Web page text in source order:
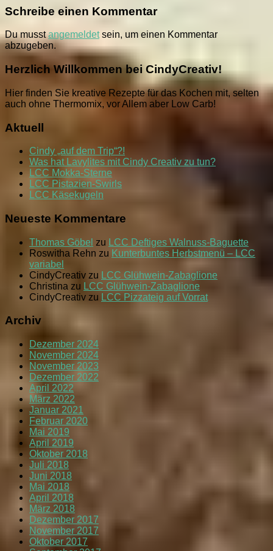
Schreibe einen Kommentar
Du musstangemeldetsein, um einen Kommentar
abzugeben.
Herzlich Willkommen bei CindyCreativ!
Hier finden Sie kreative Rezepte für das Kochen mit, selten
auch ohne Thermomix, vor Allem aber Low Carb!
Aktuell
Cindy „auf dem Trip“?!
Was hat Lavylites mit Cindy Creativ zu tun?
LCC Mokka-Sterne
LCC Pistazien-Swirls
LCC Käsekugeln
Neueste Kommentare
Thomas Göbel zu LCC Deftiges Walnuss-Baguette
Roswitha Rehn zu Kunterbuntes Herbstmenü – LCC
variabel
CindyCreativ zu
LCC Glühwein-Zabaglione
Christina zu LCC Glühwein-Zabaglione
CindyCreativ zu LCC Pizzateig auf Vorrat
Archiv
Dezember 2024
November 2024
November 2023
Dezember 2022
April 2022
März 2022
Januar 2021
Februar 2020
Mai 2019
April 2019
Oktober 2018
Juli 2018
Juni 2018
Mai 2018
April 2018
März 2018
Dezember 2017
November 2017
Oktober 2017